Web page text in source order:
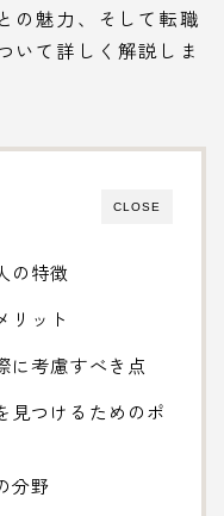
の魅力、そして転職
いて詳しく解説しま
CLOSE
の特徴
リット
に考慮すべき点
見つけるためのポ
分野